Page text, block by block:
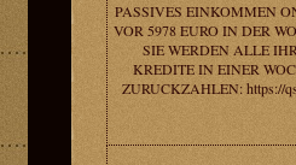
PASSIVES EINKOMMEN
VOR 5978 EURO IN DER
SIE WERDEN ALLE
KREDITE IN EINER
ZURUCKZAHLEN: https://